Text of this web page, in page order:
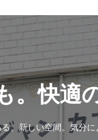
。快適
、新しい空間。気分